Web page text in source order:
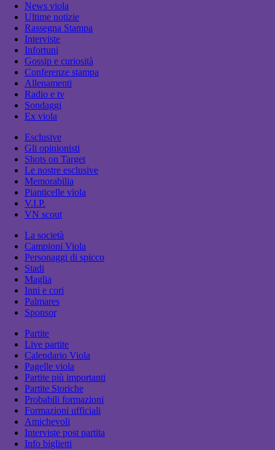
News viola
Ultime notizie
Rassegna Stampa
Interviste
Infortuni
Gossip e curiosità
Conferenze stampa
Allenamenti
Radio e tv
Sondaggi
Ex viola
Esclusive
Gli opinionisti
Shots on Target
Le nostre esclusive
Memorabilia
Pianticelle viola
V.I.P.
VN scout
La società
Campioni Viola
Personaggi di spicco
Stadi
Maglia
Inni e cori
Palmares
Sponsor
Partite
Live partite
Calendario Viola
Pagelle viola
Partite più importanti
Partite Storiche
Probabili formazioni
Formazioni ufficiali
Amichevoli
Interviste post partita
Info biglietti